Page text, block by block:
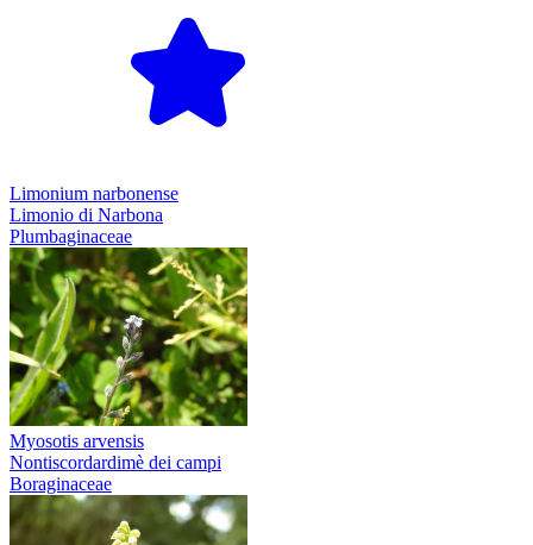
Limonium narbonense
Limonio di Narbona
Plumbaginaceae
Myosotis arvensis
Nontiscordardimè dei campi
Boraginaceae